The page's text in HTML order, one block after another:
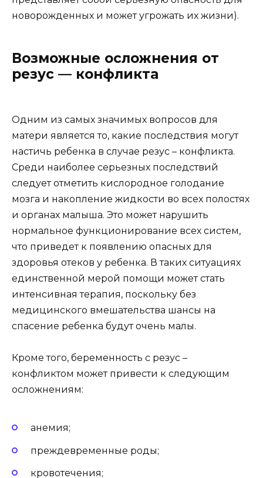
новорожденных и может угрожать их жизни).
Возможные осложнения от
резус — конфликта
Одним из самых значимых вопросов для
матери является то, какие последствия могут
настичь ребенка в случае резус – конфликта.
Среди наиболее серьезных последствий
следует отметить кислородное голодание
мозга и накопление жидкости во всех полостях
и органах малыша. Это может нарушить
нормальное функционирование всех систем,
что приведет к появлению опасных для
здоровья отеков у ребенка. В таких ситуациях
единственной мерой помощи может стать
интенсивная терапия, поскольку без
медицинского вмешательства шансы на
спасение ребенка будут очень малы.
Кроме того, беременность с резус –
конфликтом может привести к следующим
осложнениям:
анемия;
преждевременные роды;
кровотечения;